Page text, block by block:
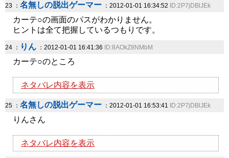
23 ： 名無しの脱出ゲーマー ：2012-01-01 16:34:52 ID:2P7jDBlJEk
カーテ○の画面のパスがわかりません。
ヒントは全て把握しているつもりです。
24 ： りん ：2012-01-01 16:41:36 ID:8AOkZ8NMbM
カーテ○のところ
ネタバレ内容を表示
25 ： 名無しの脱出ゲーマー ：2012-01-01 16:53:41 ID:2P7jDBlJEk
りんさん
ネタバレ内容を表示